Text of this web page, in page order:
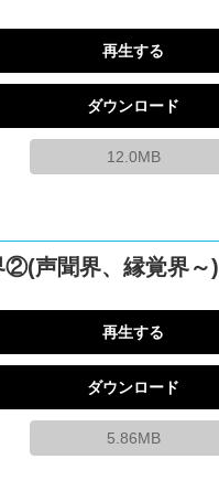
再生する
ダウンロード
12.0MB
声聞界、縁覚界～)
再生する
ダウンロード
5.86MB